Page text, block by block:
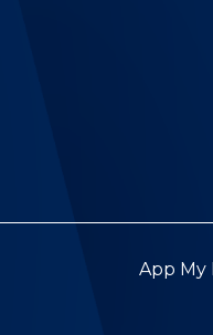
App My